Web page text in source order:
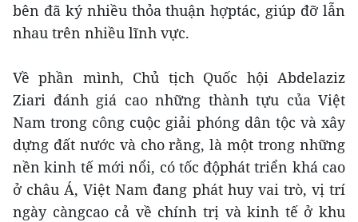
bên đã ký nhiều thỏa thuận hợptác, giúp đỡ lẫn
nhau trên nhiều lĩnh vực.
Về phần mình, Chủ tịch Quốc hội Abdelaziz
Ziari đánh giá cao những thành tựu của Việt
Nam trong công cuộc giải phóng dân tộc và xây
dựng đất nước và cho rằng, là một trong những
nền kinh tế mới nổi, có tốc độphát triển khá cao
ở châu Á, Việt Nam đang phát huy vai trò, vị trí
ngày càngcao cả về chính trị và kinh tế ở khu